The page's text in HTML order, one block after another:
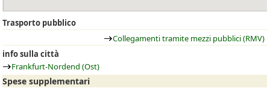
Trasporto pubblico
Collegamenti tramite mezzi pubblici (RMV)
info sulla città
Frankfurt-Nordend (Ost)
Spese supplementari